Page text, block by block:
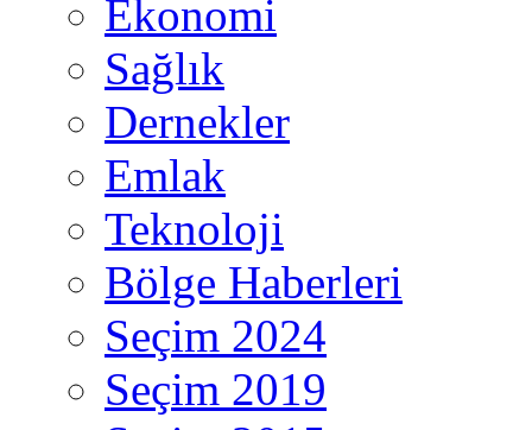
Ekonomi
Sağlık
Dernekler
Emlak
Teknoloji
Bölge Haberleri
Seçim 2024
Seçim 2019